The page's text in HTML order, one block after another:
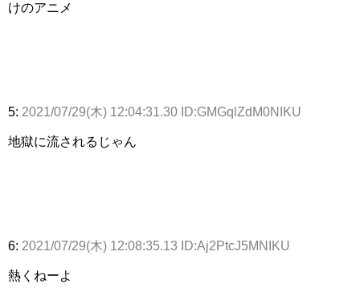
けのアニメ
5: 2021/07/29(木) 12:04:31.30 ID:GMGqlZdM0NIKU
地獄に流されるじゃん
6: 2021/07/29(木) 12:08:35.13 ID:Aj2PtcJ5MNIKU
熱くねーよ